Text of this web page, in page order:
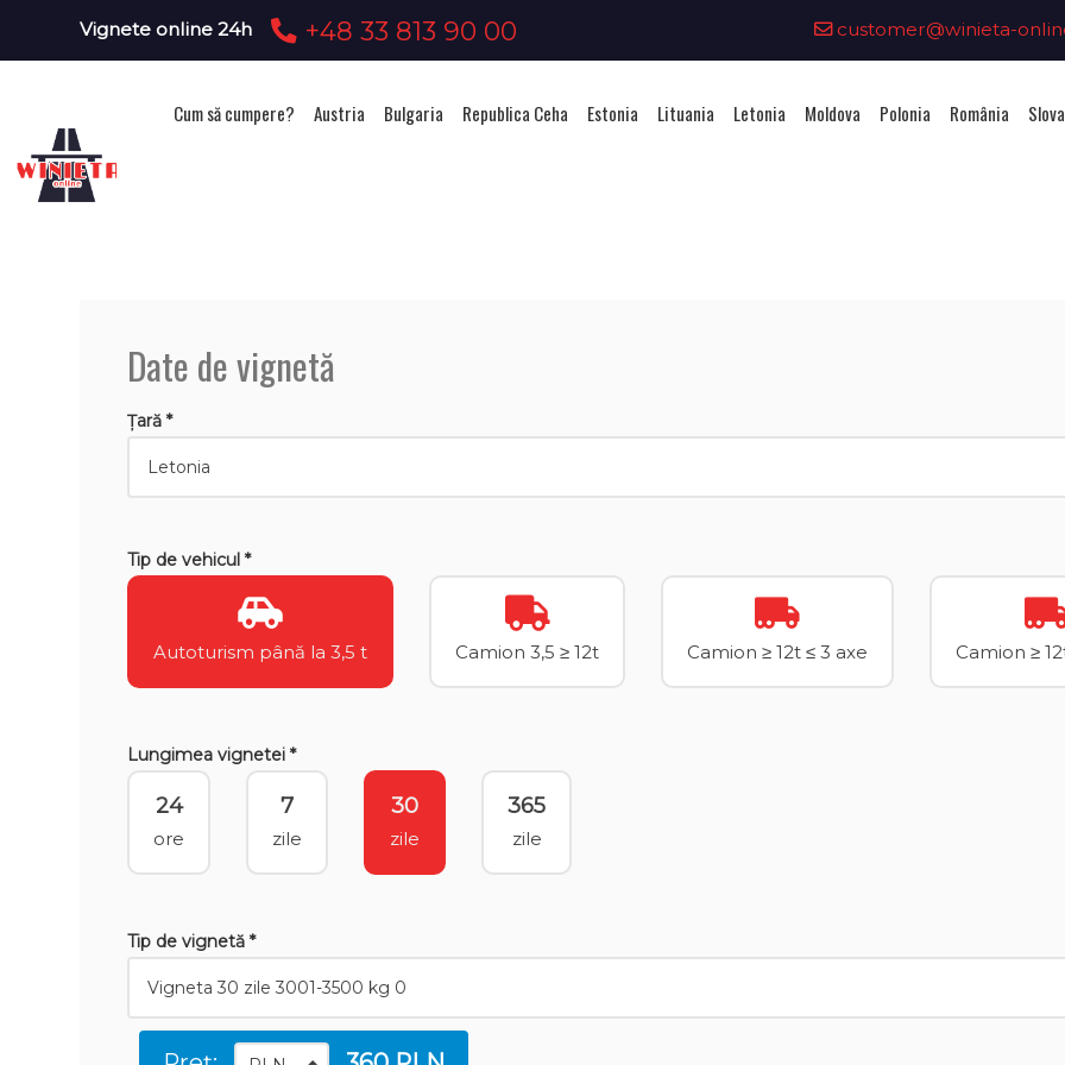
Vignete online 24h +48 33 813 90 00 customer@winieta-
Cum să cumpere? Austria Bulgaria Republica Ceha Estonia Lituania Letonia Moldova Polonia România
Date de vignetă
Țară *
Tip de vehicul *
Autoturism până la 3,5 t Camion 3,5 ≥ 12t Camion ≥ 12t ≤ 3 axe Camion ≥
Lungimea vignetei *
24
ore
7
zile
30
zile
365
zile
Tip de vignetă *